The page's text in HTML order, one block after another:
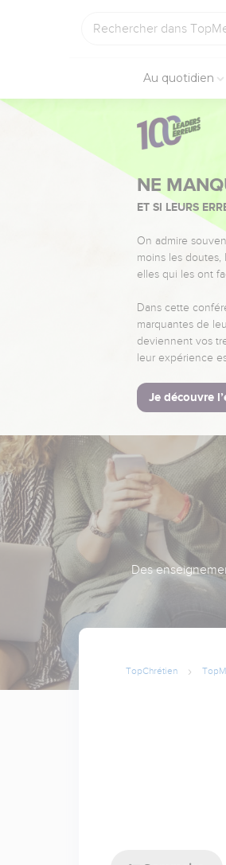
Au quotidien
NE
ET SI LEURS
On admire
moins les doutes,
elles qui les ont
Dans cette
marquantes de
deviennent vos
leur expérience
Je découvre
Des
TopChrétien